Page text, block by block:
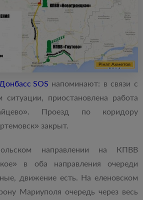
Донбасс SOS напоминают: в связи с
ситуации, приостановлена работа
Проезд по коридору
закрыт.
направлении на КПВВ
в оба направления очереди
движение есть. На еленовском
Мариуполя очередь через весь